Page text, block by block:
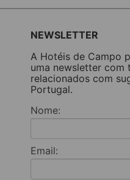
NEWSLETTER
A Hotéis de Campo
uma newsletter
relacionados com
Portugal.
Nome:
Email: